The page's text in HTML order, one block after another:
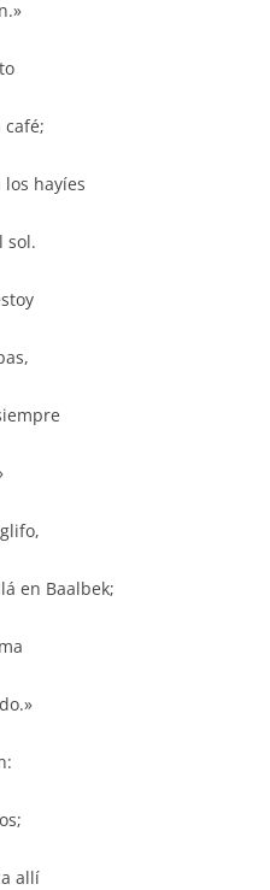
hayíes
sol.
en Baalbek;
allí